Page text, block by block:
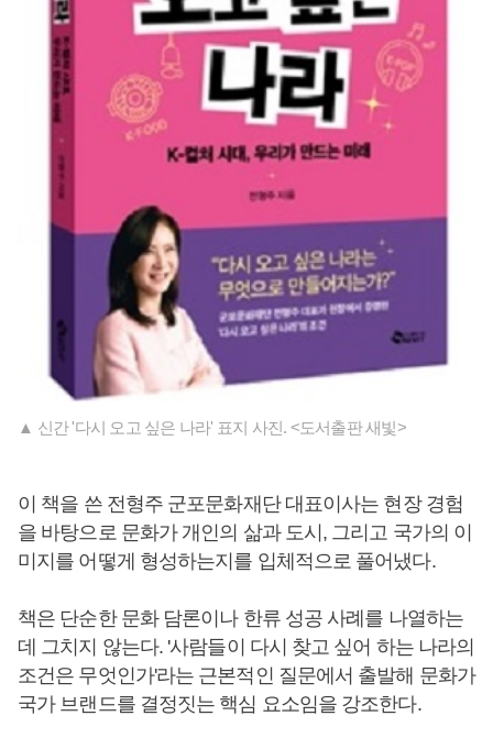
▲ 신간 '다시 오고 싶은 나라' 표지 사진. <도서출판 새빛>
이 책을 쓴 전형주 군포문화재단 대표이사는 현장 경험
을 바탕으로 문화가 개인의 삶과 도시, 그리고 국가의 이
미지를 어떻게 형성하는지를 입체적으로 풀어냈다.
책은 단순한 문화 담론이나 한류 성공 사례를 나열하는
데 그치지 않는다. '사람들이 다시 찾고 싶어 하는 나라의
조건은 무엇인가'라는 근본적인 질문에서 출발해 문화가
국가 브랜드를 결정짓는 핵심 요소임을 강조한다.